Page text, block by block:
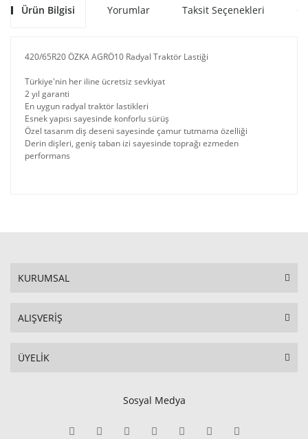
Ürün Bilgisi Yorumlar Taksit Seçenekleri
420/65R20 ÖZKA AGRÖ10 Radyal Traktör Lastiği
Türkiye'nin her iline ücretsiz sevkiyat
2 yıl garanti
En uygun radyal traktör lastikleri
Esnek yapısı sayesinde konforlu sürüş
Özel tasarım diş deseni sayesinde çamur tutmama özelliği
Derin dişleri, geniş taban izi sayesinde toprağı ezmeden
performans
KURUMSAL
ALIŞVERİŞ
ÜYELİK
Sosyal Medya